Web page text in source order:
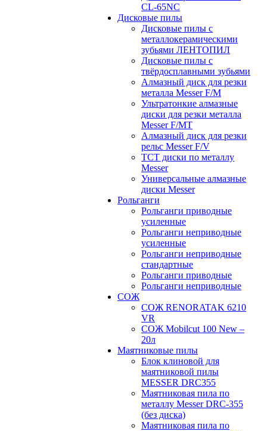
CL-65NC
Дисковые пилы
Дисковые пилы с
металлокерамическими
зубьями ЛЕНТОПИЛ
Дисковые пилы с
твёрдосплавными зубьями
Алмазный диск для резки
металла Messer F/M
Ультратонкие алмазные
диски для резки металла
Messer F/MT
Алмазный диск для резки
рельс Messer F/V
ТСТ диски по металлу
Messer
Универсальные алмазные
диски Messer
Рольганги
Рольганги приводные
усиленные
Рольганги неприводные
усиленные
Рольганги неприводные
стандартные
Рольганги приводные
Рольганги неприводные
СОЖ
СОЖ RENORATAK 6210
VR
СОЖ Mobilcut 100 New –
20л
Маятниковые пилы
Блок клиновой для
маятниковой пилы
MESSER DRC355
Маятниковая пила по
металлу Messer DRC-355
(без диска)
Маятниковая пила по